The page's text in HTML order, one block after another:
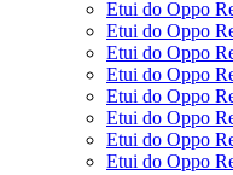
Etui do Oppo
Etui do Oppo
Etui do Oppo
Etui do Oppo
Etui do Oppo
Etui do Oppo
Etui do Oppo
Etui do Oppo